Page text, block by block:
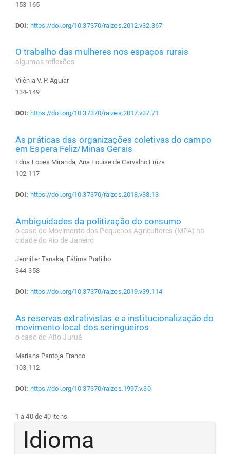
153-165
DOI: https://doi.org/10.37370/raizes.2012.v32.367
O trabalho das mulheres nos espaços rurais
algumas reflexões
Vilênia V. P. Aguiar
134-149
DOI: https://doi.org/10.37370/raizes.2017.v37.71
As práticas das organizações coletivas do campo
em Espera Feliz/Minas Gerais
Edna Lopes Miranda, Ana Louise de Carvalho Fiúza
102-117
DOI: https://doi.org/10.37370/raizes.2018.v38.13
Ambiguidades da politização do consumo
o caso do Movimento dos Pequenos Agricultores (MPA) na
cidade do Rio de Janeiro
Jennifer Tanaka, Fátima Portilho
344-358
DOI: https://doi.org/10.37370/raizes.2019.v39.114
As reservas extrativistas e a institucionalização do
movimento local dos seringueiros
o caso do Alto Juruá
Mariana Pantoja Franco
103-112
DOI: https://doi.org/10.37370/raizes.1997.v.30
1 a 40 de 40 itens
Idioma